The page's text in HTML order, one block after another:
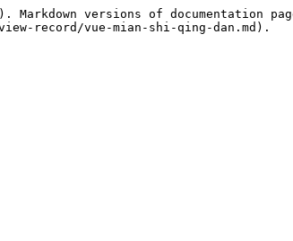
versions of documentation
record/vue-mian-shi-qing-dan.md).